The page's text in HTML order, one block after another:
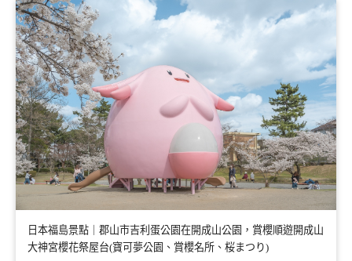
日本福島景點｜郡山市吉利蛋公園在開成山公園，賞櫻順遊開成山
大神宮櫻花祭屋台(寶可夢公園、賞櫻名所、桜まつり)